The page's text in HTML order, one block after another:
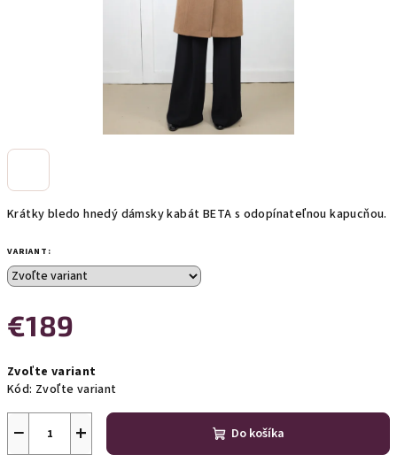
Krátky bledo hnedý dámsky kabát BETA s odopínateľnou kapucňou.
VARIANT:
€189
cena:
Zvoľte variant
Kód: Zvoľte variant
+
− Do košíka